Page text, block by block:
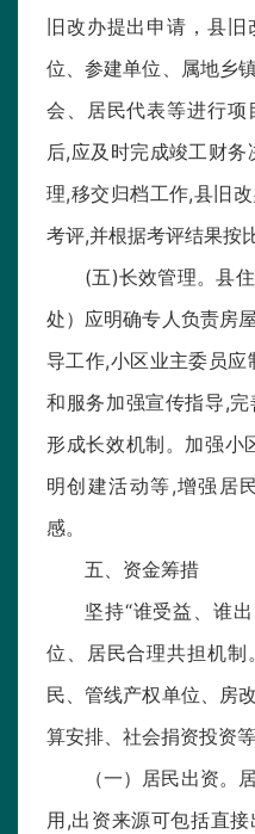
旧改办提出申请，县
位、参建单位、属地乡
会、居民代表等进行项
后,应及时完成竣工财
理,移交归档工作,县旧
考评,并根据考评结果按
(五)长效管理。县
处）应明确专人负责房
导工作,小区业主委员
和服务加强宣传指导,
形成长效机制。加强小
明创建活动等,增强居
感。
五、资金筹措
坚持“谁受益、谁
位、居民合理共担机
民、管线产权单位、房
算安排、社会捐资投资等
（一）居民出资。
用,出资来源可包括直